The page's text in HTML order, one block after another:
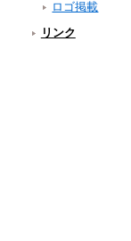
ロゴ掲載
リンク